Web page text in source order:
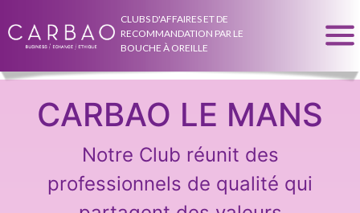
CLUBS D'AFFAIRES ET DE
RECOMMANDATION PAR LE
BOUCHE À OREILLE
CARBAO LE MANS
Notre Club réunit des
professionnels de qualité qui